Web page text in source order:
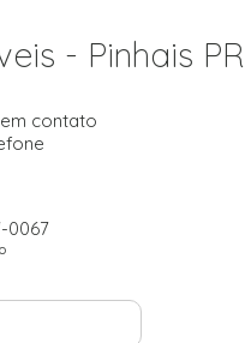
- Pinhais PR
contato
0067